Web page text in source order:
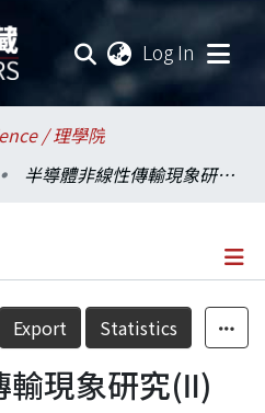
Log In
/ 理學院
半導體非線性傳輸現象研究(Ⅱ)
Details
Export Statistics
現象研究(Ⅱ)